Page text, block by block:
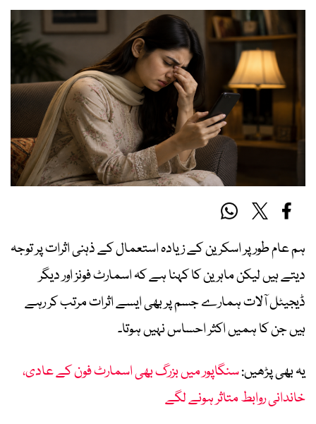
ہم عام طور پر اسکرین کے زیادہ استعمال کے ذہنی اثرات پر توجہ
دیتے ہیں لیکن ماہرین کا کہنا ہے کہ اسمارٹ فونز اور دیگر
ڈیجیٹل آلات ہمارے جسم پر بھی ایسے اثرات مرتب کر رہے
ہیں جن کا ہمیں اکثر احساس نہیں ہوتا۔
یہ بھی پڑھیں:سنگاپور میں بزرگ بھی اسمارٹ فون کے عادی،
خاندانی روابط متاثر ہونے لگے